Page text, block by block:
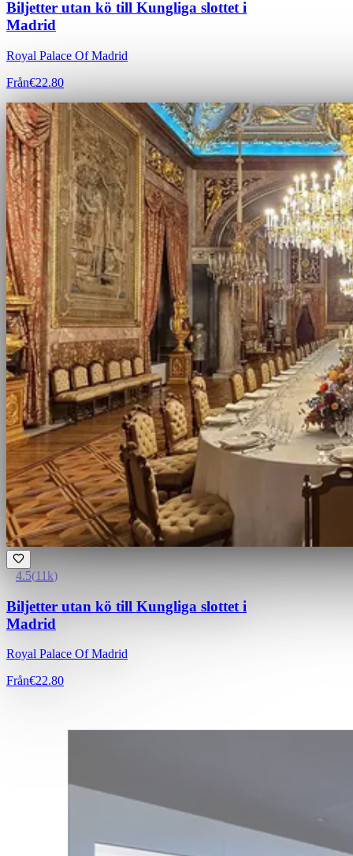
Biljetter utan kö till Kungliga slottet i
Madrid
Royal Palace Of Madrid
Från€22.80
4.5(11k)
Biljetter utan kö till Kungliga slottet i
Madrid
Royal Palace Of Madrid
Från€22.80